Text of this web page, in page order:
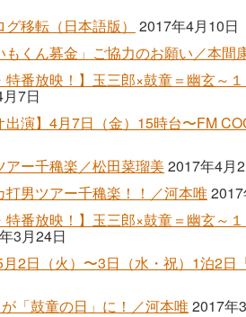
移転（日本語版）
2017年4月10日
もくん募金」ご協力のお願い／本間
特番放映！】玉三郎×鼓童＝幽玄～
7日
出演】4月7日（金）15時台〜FM
アー千穐楽／松田菜瑠美 2017年4月
打男ツアー千穐楽！！／河本唯
特番放映！】玉三郎×鼓童＝幽玄～
3月24日
2日（火）〜3日（水・祝）1泊2
「鼓童の日」に！／河本唯2017年